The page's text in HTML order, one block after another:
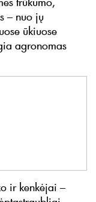
– nuo jų
ūkiuose
agronomas
ir kenkėjai –